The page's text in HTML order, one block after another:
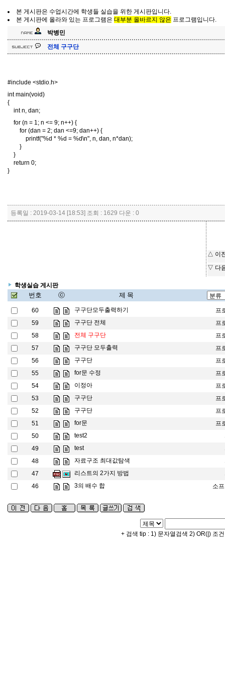
본 게시판은 수업시간에 학생들 실습을 위한 게시판입니다.
본 게시판에 올라와 있는 프로그램은 대부분 올바르지 않은 프로그램입니다.
박병민
전체 구구단
#include <stdio.h>
int main(void)
{
int n, dan;
for (n = 1; n <= 9; n++) {
for (dan = 2; dan <=9; dan++) {
printf("%d * %d = %d\n", n, dan, n*dan);
}
}
return 0;
}
등록일 : 2019-03-14 [18:53] 조회 : 1629 다운 : 0
△ 이
▽ 다
학생실습 게시판
번호 ⓒ 제 목
60 구구단모두출력하기
프
59
구구단 전체
프
58
전체 구구단
프
57
구구단 모두출력
프
56
구구단
프
55
for문 수정
프
54
이정아
프
53
구구단
프
52
구구단
프
51
for문
프
50
test2
49
test
48
자료구조 최대값탐색
47
리스트의 2가지 방법
46
3의 배수 합 소
+ 검색 tip : 1) 문자열검색 2) OR(|) 조